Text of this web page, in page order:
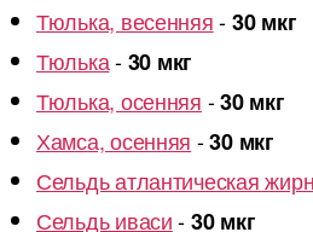
Тюлька, весенняя-30 мкг
Тюлька-30 мкг
Тюлька, осенняя -30 мкг
Хамса, осенняя -30 мкг
Сельдь атлантическая
Сельдь иваси-30 мкг